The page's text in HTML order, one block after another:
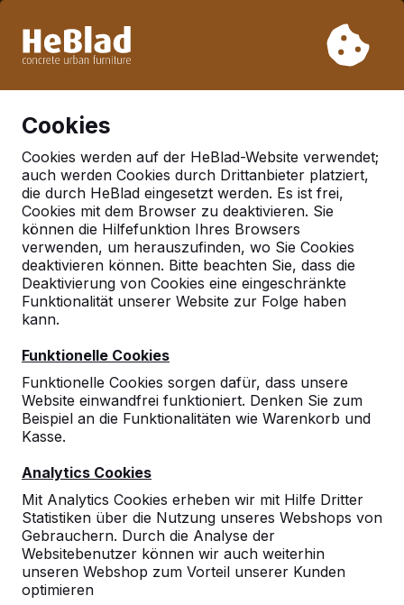
Woche 33 nicht. Bitte berücksichtigen Sie daher längere
Cookies
Cookies werden auf der HeBlad-Website verwendet;
auch werden Cookies durch Drittanbieter platziert,
die durch HeBlad eingesetzt werden. Es ist frei,
Cookies mit dem Browser zu deaktivieren. Sie
können die Hilfefunktion Ihres Browsers
verwenden, um herauszufinden, wo Sie Cookies
deaktivieren können. Bitte beachten Sie, dass die
Deaktivierung von Cookies eine eingeschränkte
Funktionalität unserer Website zur Folge haben
kann.
Funktionelle Cookies
Funktionelle Cookies sorgen dafür, dass unsere
Website einwandfrei funktioniert. Denken Sie zum
Beispiel an die Funktionalitäten wie Warenkorb und
Kasse.
Analytics Cookies
Mit Analytics Cookies erheben wir mit Hilfe Dritter
Statistiken über die Nutzung unseres Webshops von
Gebrauchern. Durch die Analyse der
Websitebenutzer können wir auch weiterhin
unseren Webshop zum Vorteil unserer Kunden
optimieren
Deutschland
Referenties in:Velten
10